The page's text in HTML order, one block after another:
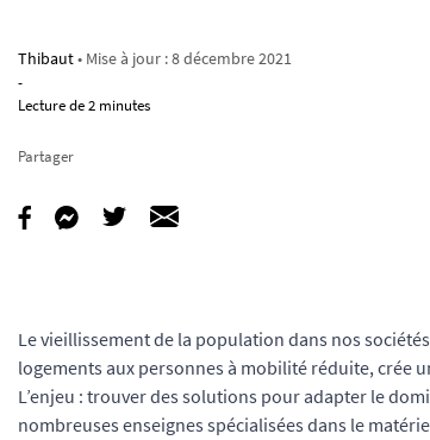
Thibaut• Mise à jour :8 décembre 2021
-
Lecture de 2 minutes
Partager
Le vieillissement de la population dans nos
logements aux personnes à mobilité réduite, crée
L’enjeu : trouver des solutions pour adapter le
nombreuses enseignes spécialisées dans le